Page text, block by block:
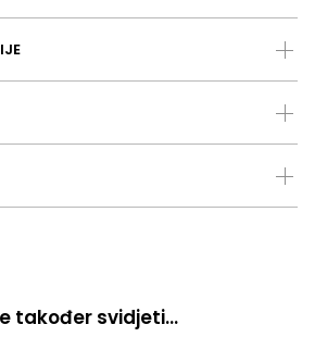
također svidjeti…